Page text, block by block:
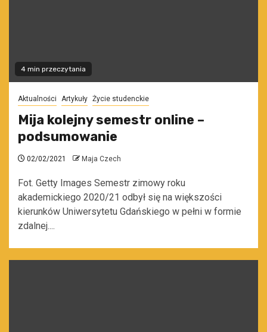
4 min przeczytania
Aktualności Artykuły Życie studenckie
Mija kolejny semestr online –
podsumowanie
02/02/2021 Maja Czech
Fot. Getty Images Semestr zimowy roku
akademickiego 2020/21 odbył się na większości
kierunków Uniwersytetu Gdańskiego w pełni w formie
zdalnej....